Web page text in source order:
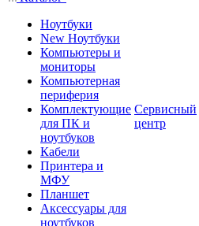
Ноутбуки
New Ноутбуки
Компьютеры и
мониторы
Компьютерная
периферия
Комплектующие
для ПК и
ноутбуков
Кабели
Принтера и
МФУ
Планшет
Аксессуары для
ноутбуков
Сервисный
центр